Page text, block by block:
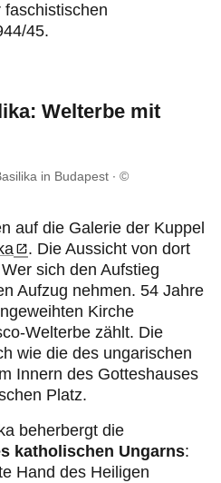
45.
Welterbe mit
in Budapest
©
auf die Galerie der Kuppel
. Die Aussicht von dort
sich den Aufstieg
Aufzug nehmen. 54 Jahre
Kirche
Welterbe zählt. Die
wie die des ungarischen
Innern des Gotteshauses
Platz.
beherbergt die
katholischen Ungarns:
Hand des Heiligen